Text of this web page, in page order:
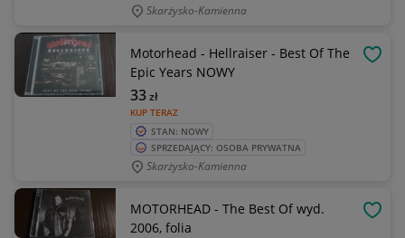
Skarżysko-Kamienna
Motorhead - Hellraiser - Best Of The
Epic Years NOWY
KUP TERAZ
33zł
STAN: NOWY
SPRZEDAJĄCY: OSOBA PRYWATNA
Skarżysko-Kamienna
MOTORHEAD - The Best Of wyd.
2006, folia